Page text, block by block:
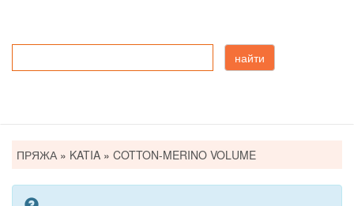
найти
здесь
ПРЯЖА » KATIA » COTTON-MERINO VOLUME